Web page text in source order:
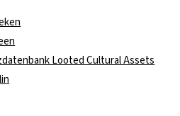
Looted Cultural Assets